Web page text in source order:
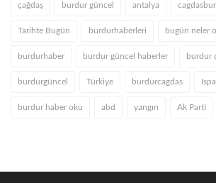
çağdaş burdur güncel antalya
Tarihte Bugün burdurhaberleri bugün neler
burdurhaber burdur güncel haberler burdur
burdurgüncel Türkiye burdurcagdas
burdur haber oku abd yangın Ak Parti